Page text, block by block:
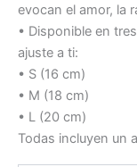
evocan el amor, la
• Disponible en
ajuste a ti:
• S (16 cm)
• M (18 cm)
• L (20 cm)
Todas incluyen un